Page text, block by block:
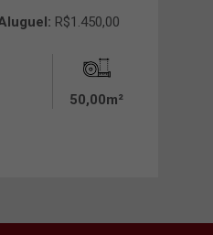
R$1.450,00
50,00m²